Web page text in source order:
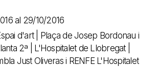
al 29/10/2016
d'art | Plaça de Josep Bordonau i
2ª | L'Hospitalet de Llobregat |
Just Oliveras i RENFE L'Hospitalet